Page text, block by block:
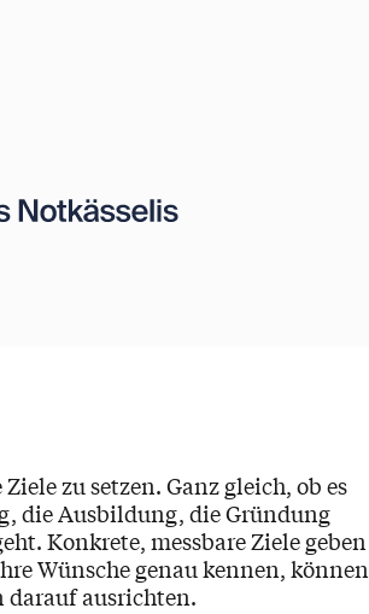
zu setzen. Ganz gleich, ob es
die Ausbildung, die Gründung
Konkrete, messbare Ziele geben
Wünsche genau kennen, können
darauf ausrichten.